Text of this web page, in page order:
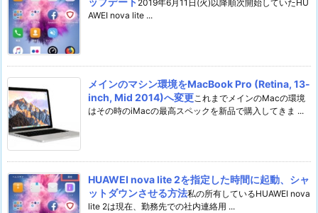
2019年6月11日(火)以降順次開始していたHU
AWEI nova lite ...
メインのマシン環境をMacBook Pro (Retina, 13-
inch, Mid 2014)へ変更これまでメインのMacの環境
はその時のiMacの最高スペックを新品で購入してきま ...
HUAWEI nova lite 2を指定した時間に起動、シャ
ットダウンさせる方法私の所有しているHUAWEI nova
lite 2は現在、勤務先での社内連絡用 ...